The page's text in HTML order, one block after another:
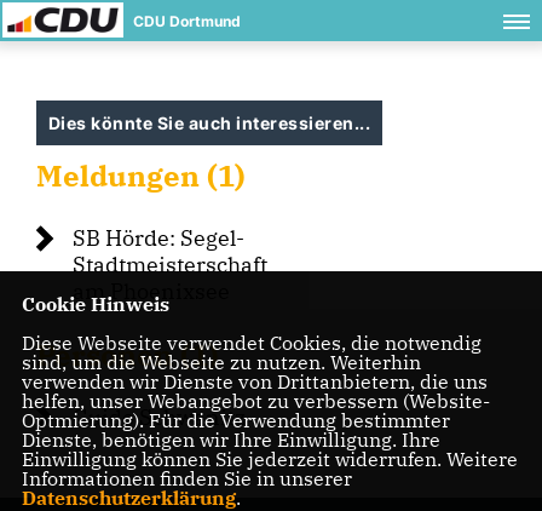
CDU Dortmund
Dies könnte Sie auch interessieren...
Meldungen (1)
SB Hörde: Segel-
Stadtmeisterschaft
am Phoenixsee
Personen (1)
Guido Schwanitz
Cookie Hinweis
Diese Webseite verwendet Cookies, die notwendig
sind, um die Webseite zu nutzen. Weiterhin
verwenden wir Dienste von Drittanbietern, die uns
helfen, unser Webangebot zu verbessern (Website-
Optmierung). Für die Verwendung bestimmter
Dienste, benötigen wir Ihre Einwilligung. Ihre
Einwilligung können Sie jederzeit widerrufen. Weitere
Informationen finden Sie in unserer
Datenschutzerklärung.